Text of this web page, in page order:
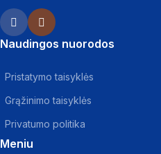
Naudingos nuorodos
Pristatymo taisyklės
Grąžinimo taisyklės
Privatumo politika
Meniu